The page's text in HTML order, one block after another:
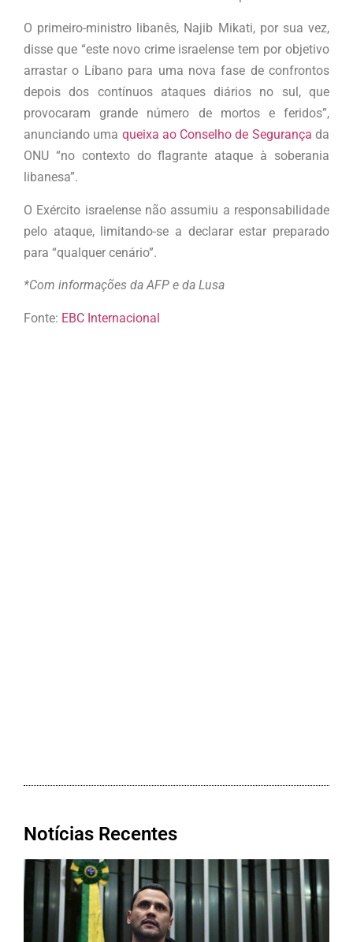
O primeiro-ministro libanês, Najib Mikati, por sua vez,
disse que “este novo crime israelense tem por objetivo
arrastar o Líbano para uma nova fase de confrontos
depois dos contínuos ataques diários no sul, que
provocaram grande número de mortos e feridos”,
anunciando uma queixa ao Conselho de Segurança da
ONU “no contexto do flagrante ataque à soberania
libanesa”.
O Exército israelense não assumiu a responsabilidade
pelo ataque, limitando-se a declarar estar preparado
para “qualquer cenário”.
*Com informações da AFP e da Lusa
Fonte: EBC Internacional
Notícias Recentes